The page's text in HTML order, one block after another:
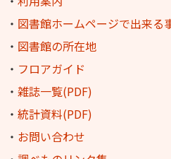
・ 図書館ホームページで出来る
・ 図書館の所在地
・ フロアガイド
・ 雑誌一覧(PDF)
・ 統計資料(PDF)
・ お問い合わせ